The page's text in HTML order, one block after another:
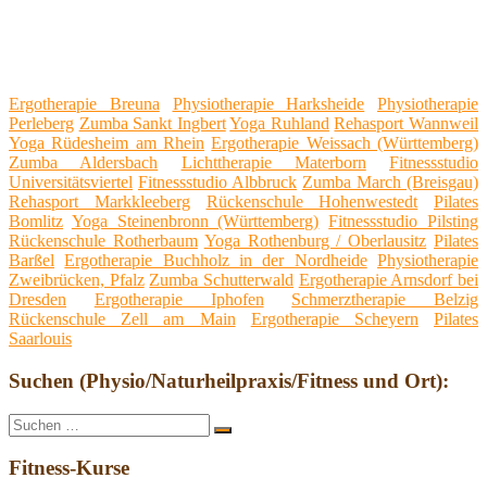
Ergotherapie Breuna Physiotherapie Harksheide
Physiotherapie
Perleberg Zumba Sankt Ingbert Yoga Ruhland Rehasport Wannweil
Yoga Rüdesheim am Rhein Ergotherapie Weissach (Württemberg)
Zumba Aldersbach
Lichttherapie Materborn
Fitnessstudio
Universitätsviertel Fitnessstudio Albbruck Zumba March (Breisgau)
Rehasport Markkleeberg
Rückenschule Hohenwestedt
Pilates
Bomlitz Yoga Steinenbronn (Württemberg) Fitnessstudio Pilsting
Rückenschule Rotherbaum Yoga Rothenburg / Oberlausitz Pilates
Barßel
Ergotherapie Buchholz in der Nordheide Physiotherapie
Zweibrücken, Pfalz Zumba Schutterwald Ergotherapie Arnsdorf bei
Dresden
Ergotherapie Iphofen
Schmerztherapie Belzig
Rückenschule Zell am Main
Ergotherapie Scheyern
Pilates
Saarlouis
Suchen (Physio/Naturheilpraxis/Fitness und Ort):
Suche
nach:
Suchen
Fitness-Kurse